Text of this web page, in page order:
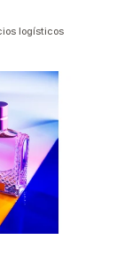
logísticos